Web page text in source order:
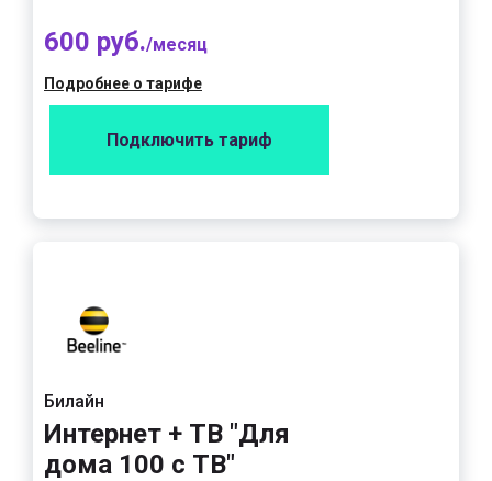
600 руб./месяц
Подробнее о тарифе
Подключить тариф
Билайн
Интернет + ТВ "Для
дома 100 с ТВ"